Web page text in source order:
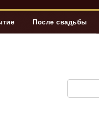
После свадьбы